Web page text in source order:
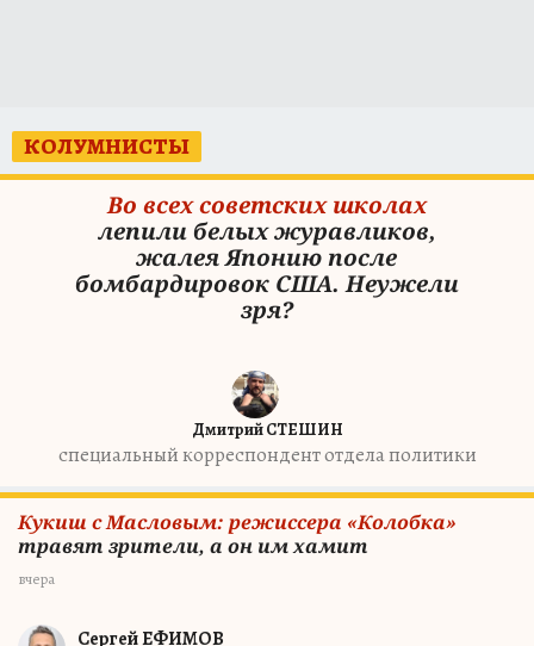
КОЛУМНИСТЫ
Во всех советских школах
лепили белых журавликов,
жалея Японию после
бомбардировок США. Неужели
зря?
Дмитрий СТЕШИН
специальный корреспондент отдела политики
Кукиш с Масловым: режиссера «Колобка»
травят зрители, а он им хамит
вчера
Сергей ЕФИМОВ